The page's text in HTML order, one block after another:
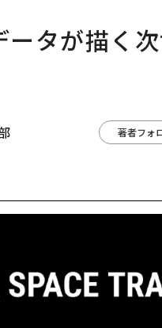
タが描く
著者フォ